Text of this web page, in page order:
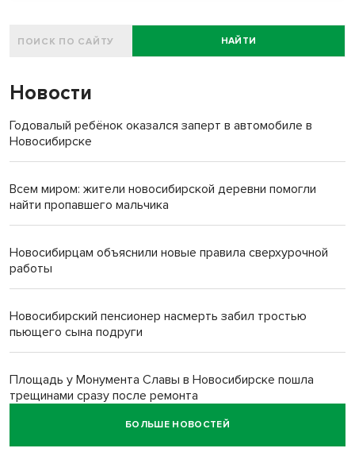
НАЙТИ
Новости
Годовалый ребёнок оказался заперт в автомобиле в
Новосибирске
Всем миром: жители новосибирской деревни помогли
найти пропавшего мальчика
Новосибирцам объяснили новые правила сверхурочной
работы
Новосибирский пенсионер насмерть забил тростью
пьющего сына подруги
Площадь у Монумента Славы в Новосибирске пошла
трещинами сразу после ремонта
Африканский врач поразил новосибирцев в травмпункте
БОЛЬШЕ НОВОСТЕЙ